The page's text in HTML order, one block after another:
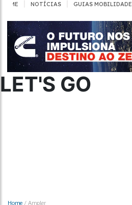
HOME NOTÍCIAS GUIAS MOBILIDADE
LET'S GO
Home / Ampler